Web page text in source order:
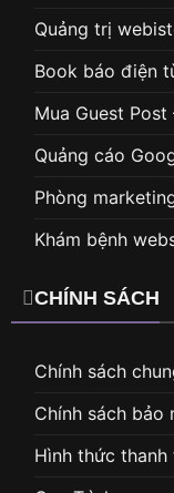
Quảng trị
Book báo điện
Mua Guest Post
Quảng cáo
Phòng
Khám bệnh
CHÍNH SÁCH
Chính sách
Chính sách bảo
Hình thức thanh